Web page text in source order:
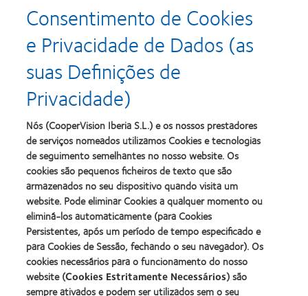
Learn
more
about
Prémio
Silmo
d’Or
para
o
melhor
produto
com
MyDay™
(2013)
Learn
more
about
Produto
do
Ano
Contacto
(2013)
Learn
about
2012
&
2010
Melhores
Empresas
para
Líderes
(2012)
about
2011
Best
Factory
Awards
(2011)
Learn
more
about
ODMA
2011
(2011)
Learn
more
about
2012
Manufacturing
Leadership
100
(ML
100)
Learn
more
about
2012
Learn
more
about
Prémio
Consentimento de Cookies
e Privacidade de Dados (as
suas Definições de
Privacidade)
Nós (CooperVision Iberia S.L.) e os nossos prestadores
de serviços nomeados utilizamos Cookies e tecnologias
de seguimento semelhantes no nosso website. Os
cookies são pequenos ficheiros de texto que são
armazenados no seu dispositivo quando visita um
website. Pode eliminar Cookies a qualquer momento ou
eliminá-los automaticamente (para Cookies
Persistentes, após um período de tempo especificado e
para Cookies de Sessão, fechando o seu navegador). Os
cookies necessários para o funcionamento do nosso
website (Cookies Estritamente Necessários) são
sempre ativados e podem ser utilizados sem o seu